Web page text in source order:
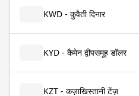
KWD - कुवैती दिनार
KYD - कैमेन द्वीपसमूह डॉलर
KZT - कज़ाखिस्तानी टेंज़